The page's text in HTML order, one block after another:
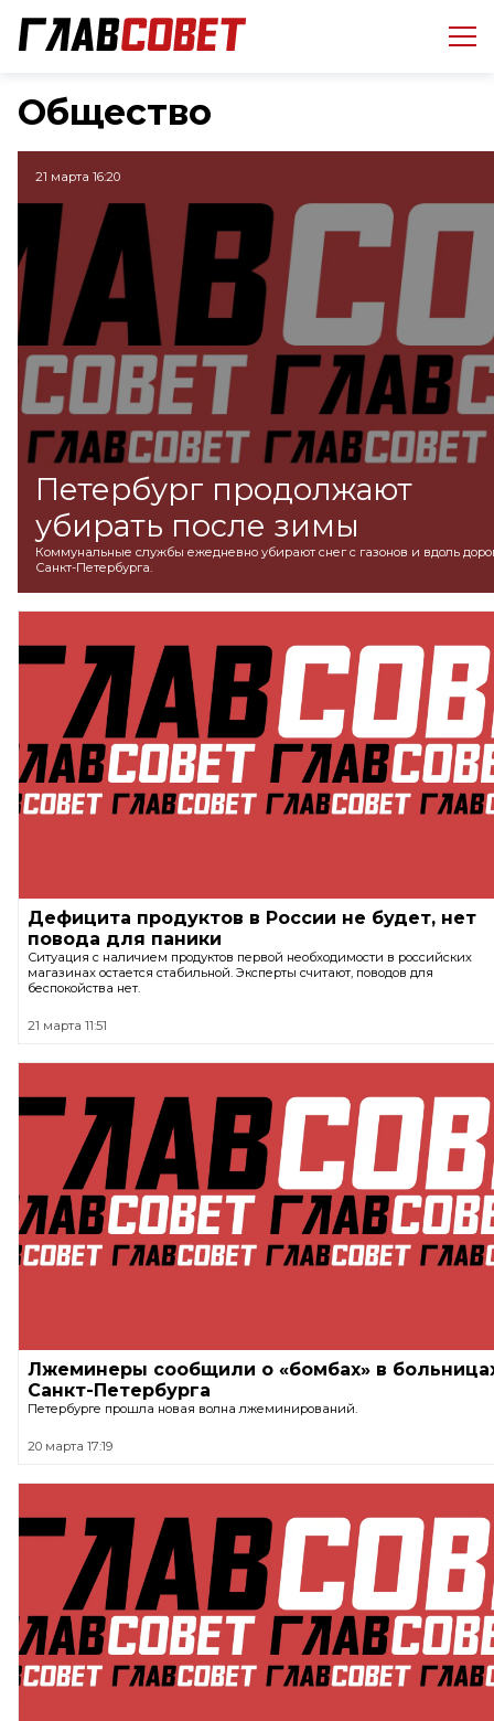
Общество
21 марта 16:20
Петербург продолжают
убирать после зимы
Коммунальные службы ежедневно убирают снег с газонов и вдоль
Санкт-Петербурга.
Дефицита продуктов в России не будет, нет
повода для паники
Ситуация с наличием продуктов первой необходимости в российских
магазинах остается стабильной. Эксперты считают, поводов для
беспокойства нет.
21 марта 11:51
Лжеминеры сообщили о «бомбах» в
Санкт-Петербурга
Петербурге прошла новая волна лжеминирований.
20 марта 17:19